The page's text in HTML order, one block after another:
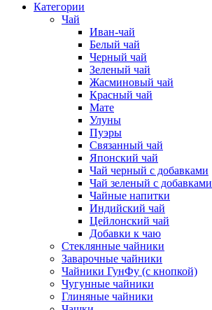
Категории
Чай
Иван-чай
Белый чай
Черный чай
Зеленый чай
Жасминовый чай
Красный чай
Мате
Улуны
Пуэры
Связанный чай
Японский чай
Чай черный с добавками
Чай зеленый с добавками
Чайные напитки
Индийский чай
Цейлонский чай
Добавки к чаю
Стеклянные чайники
Заварочные чайники
Чайники ГунФу (с кнопкой)
Чугунные чайники
Глиняные чайники